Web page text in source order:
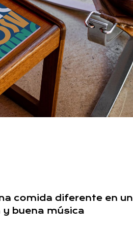
comida diferente en un
buena música